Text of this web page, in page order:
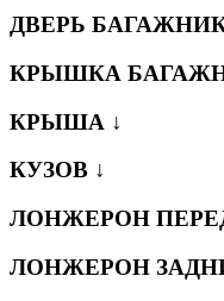
ДВЕРЬ
КРЫШКА
КРЫША ↓
КУЗОВ ↓
ЛОНЖЕРОН
ЛОНЖЕРОН